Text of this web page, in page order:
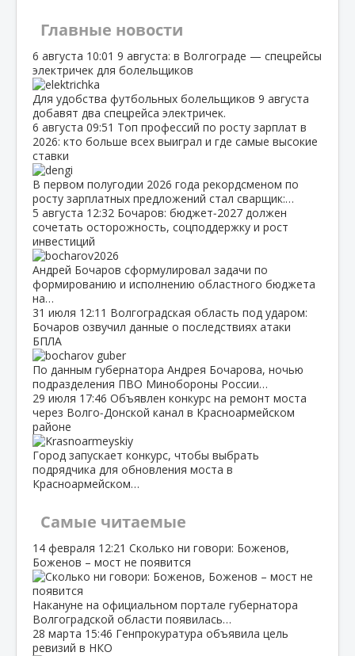
Главные новости
6 августа 10:01 9 августа: в Волгограде — спецрейсы
электричек для болельщиков
Для удобства футбольных болельщиков 9 августа
добавят два спецрейса электричек.
6 августа 09:51 Топ профессий по росту зарплат в
2026: кто больше всех выиграл и где самые высокие
ставки
В первом полугодии 2026 года рекордсменом по
росту зарплатных предложений стал сварщик:…
5 августа 12:32 Бочаров: бюджет‑2027 должен
сочетать осторожность, соцподдержку и рост
инвестиций
Андрей Бочаров сформулировал задачи по
формированию и исполнению областного бюджета
на…
31 июля 12:11 Волгоградская область под ударом:
Бочаров озвучил данные о последствиях атаки
БПЛА
По данным губернатора Андрея Бочарова, ночью
подразделения ПВО Минобороны России…
29 июля 17:46 Объявлен конкурс на ремонт моста
через Волго‑Донской канал в Красноармейском
районе
Город запускает конкурс, чтобы выбрать
подрядчика для обновления моста в
Красноармейском…
Самые читаемые
14 февраля 12:21 Сколько ни говори: Боженов,
Боженов – мост не появится
Накануне на официальном портале губернатора
Волгоградской области появилась…
28 марта 15:46 Генпрокуратура объявила цель
ревизий в НКО